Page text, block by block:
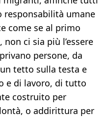
responsabilità umane
come se al primo
ci sia più l’essere
persone, da
tetto sulla testa e
e di lavoro, di tutto
costruito per
o addirittura per